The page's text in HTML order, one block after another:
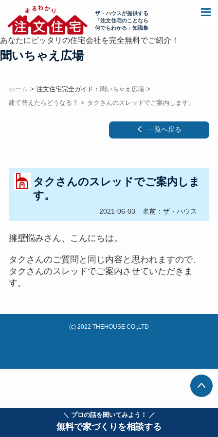
＼ プロの話を聞いてみよう！ ／
無料で家づくりを相談する
ザ・ハウスが提供する
「注文住宅のことなら
何でもわかる」知識集
あなたにピッタリの住宅会社を完全無料でご紹介！
聞いちゃえ広場
ホーム 注文住宅完全ガイド： 聞いちゃえ広場
建て替えたらどうなる？
タクさんのスレッドでご案内します。
一覧へ戻る
タクさんのスレッドでご案内しま
す。
2021-06-03 名前：ザ・ハウス
擁壁悩みさん、こんにちは。
タクさんのご質問と同じ内容と思われますので、
タクさんのスレッドでご案内させていただきま
す。
(c) 2022 THEHOUSE CO.,LTD